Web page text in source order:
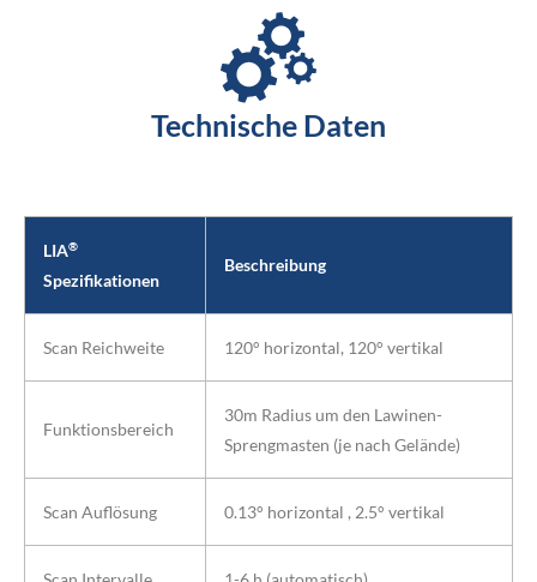
Technische Daten
LIA®
Spezifikationen
Beschreibung
Scan Reichweite 120° horizontal, 120° vertikal
Funktionsbereich
30m Radius um den Lawinen-
Sprengmasten (je nach Gelände)
Scan Auflösung 0.13° horizontal , 2.5° vertikal